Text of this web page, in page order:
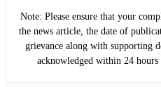
​Note: Please ensure that your
the news article, the date of
grievance along with supporting
acknowledged within 24